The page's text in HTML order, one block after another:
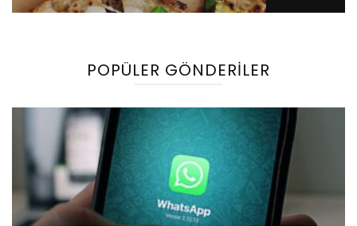
POPÜLER GÖNDERILER